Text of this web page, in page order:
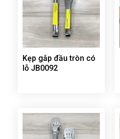
Kẹp gắp đầu tròn có
lỗ JB0092